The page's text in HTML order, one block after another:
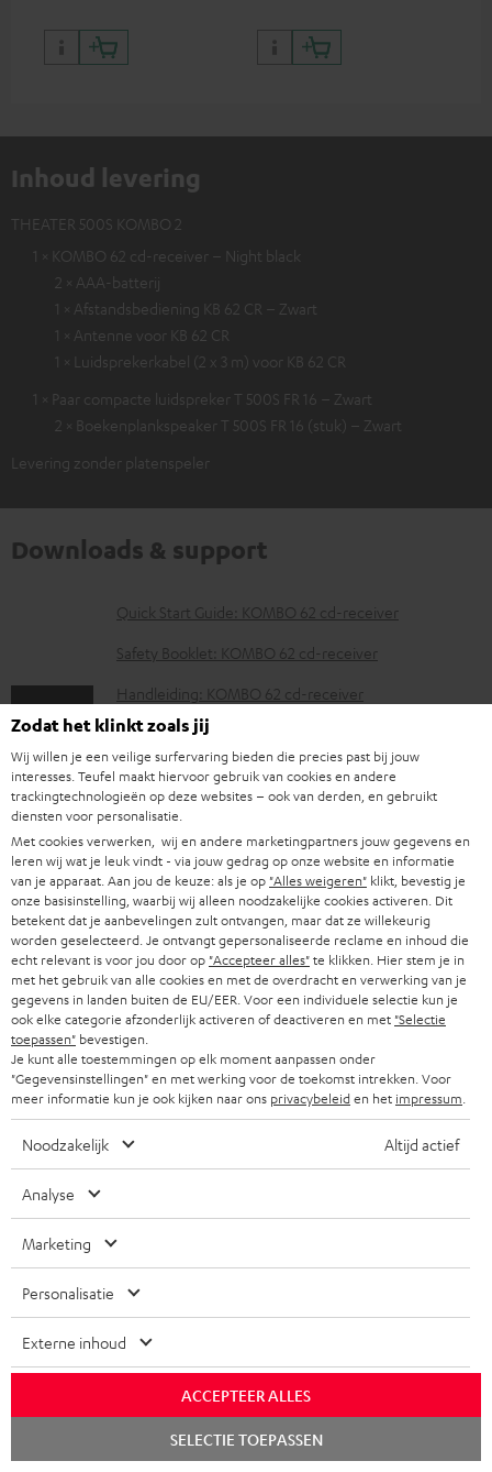
Inhoud levering
THEATER 500S KOMBO 2
1 × KOMBO 62 cd-receiver – Night black
2 × AAA-batterij
1 × Afstandsbediening KB 62 CR – Zwart
1 × Antenne voor KB 62 CR
1 × Luidsprekerkabel (2 x 3 m) voor KB 62 CR
1 × Paar compacte luidspreker T 500S FR 16 – Zwart
2 × Boekenplankspeaker T 500S FR 16 (stuk) – Zwart
Levering zonder platenspeler
Downloads & support
D
o
n
o
a
d
d
o
c
u
m
e
n
t
e
n
Quick Start Guide: KOMBO 62 cd-receiver
Safety Booklet: KOMBO 62 cd-receiver
Handleiding: KOMBO 62 cd-receiver
Conformiteitsverklaring: KOMBO 62 cd-receiver
Handleiding: Paar compacte luidspreker T 500S FR 16
Conformiteitsverklaring: Paar compacte luidspreker T
500S FR 16
V
e
r
z
e
n
d
i
n
f
o
r
m
a
Verzendinformatie
G
a
r
a
t
i
i
n
Wettelijke garantie
u
d
o
g
s
C
o
n
Jouw persoonlijk koopadvies
Ma–vr 09:00–17:00 uur.
Teufel support
Hier vind jeVeelgestelde vragen
Storefinder
Zodat het klinkt zoals jij
Wij willen je een veilige surfervaring bieden die precies past bij jouw
interesses. Teufel maakt hiervoor gebruik van cookies en andere
trackingtechnologieën op deze websites – ook van derden, en gebruikt
diensten voor personalisatie.
Met cookies verwerken, wij en andere marketingpartners jouw gegevens en
leren wij wat je leuk vindt - via jouw gedrag op onze website en informatie
van je apparaat. Aan jou de keuze: als je op "Alles weigeren" klikt, bevestig je
onze basisinstelling, waarbij wij alleen noodzakelijke cookies activeren. Dit
betekent dat je aanbevelingen zult ontvangen, maar dat ze willekeurig
worden geselecteerd. Je ontvangt gepersonaliseerde reclame en inhoud die
echt relevant is voor jou door op "Accepteer alles"te klikken. Hier stem je in
met het gebruik van alle cookies en met de overdracht en verwerking van je
gegevens in landen buiten de EU/EER. Voor een individuele selectie kun je
ook elke categorie afzonderlijk activeren of deactiveren en met "Selectie
toepassen" bevestigen.
Je kunt alle toestemmingen op elk moment aanpassen onder
"Gegevensinstellingen" en met werking voor de toekomst intrekken. Voor
meer informatie kun je ook kijken naar ons privacybeleiden het impressum
Noodzakelijk Altijd actief
Analyse
Marketing
Personalisatie
Externe inhoud
ACCEPTEER ALLES
SELECTIE TOEPASSEN